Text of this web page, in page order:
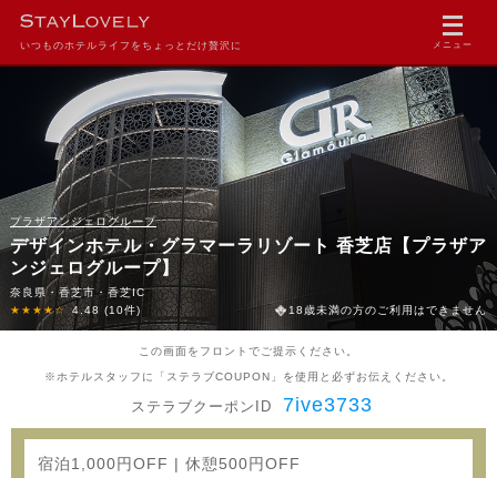
いつものホテルライフをちょっとだけ贅沢に メニュー
プラザアンジェログループ
デザインホテル・グラマーラリゾート 香芝店【プラザア
ンジェログループ】
奈良県・香芝市・香芝IC
★★★★☆ 4.48 (10件) 18歳未満の方のご利用はできません
この画面をフロントでご提示ください。
※ホテルスタッフに「ステラブCOUPON」を使用と必ずお伝えください。
ステラブクーポンID 7ive3733
宿泊1,000円OFF | 休憩500円OFF